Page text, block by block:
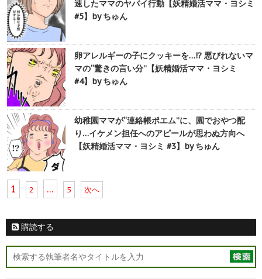
速したママのヤバイ行動【妖精婚活ママ・ヨシミ
#5】by ちゅん
卵アレルギーの子にクッキーを…!? 悪びれないマ
マの“驚きの言い分”【妖精婚活ママ・ヨシミ
#4】by ちゅん
幼稚園ママが“連絡帳ポエム”に、園でおやつ配
り…イケメン担任へのアピールが思わぬ方向へ
【妖精婚活ママ・ヨシミ #3】by ちゅん
1 2 … 5 次へ
購読する